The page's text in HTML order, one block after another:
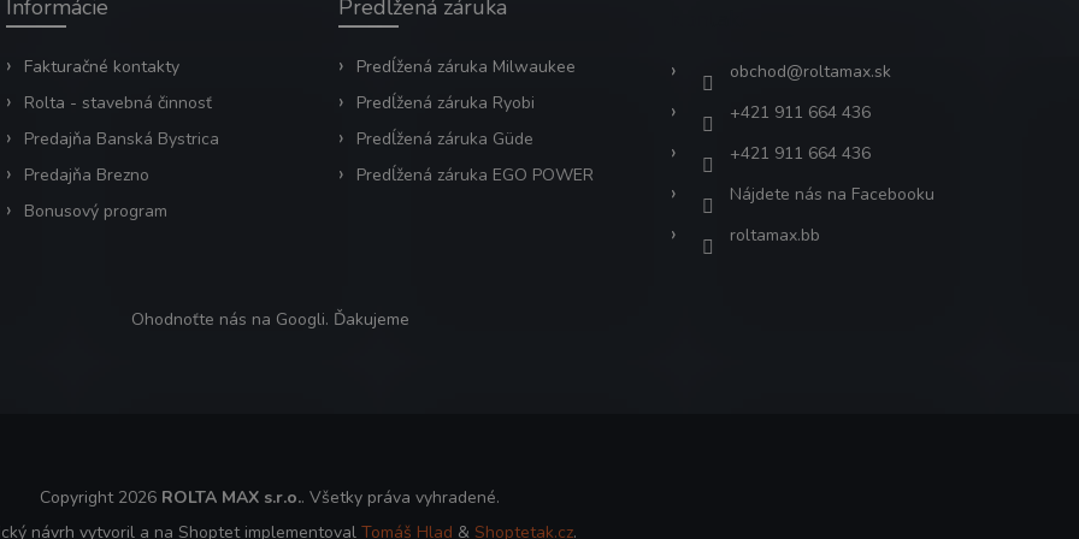
Informácie
Fakturačné kontakty
Rolta - stavebná činnosť
Predajňa Banská Bystrica
Predajňa Brezno
Bonusový program
Predĺžená záruka
Predĺžená záruka Milwaukee
Predĺžená záruka Ryobi
Predĺžená záruka Güde
Predĺžená záruka EGO POWER
obchod@roltamax.sk
+421 911 664 436
+421 911 664 436
Nájdete nás na Facebooku
roltamax.bb
Ohodnoťte nás na Googli. Ďakujeme
Copyright 2026 ROLTA MAX s.r.o.. Všetky práva vyhradené.
návrh vytvoril a na Shoptet implementoval Tomáš Hlad & Shoptetak.cz.